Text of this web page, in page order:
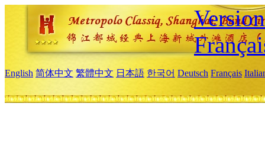
English 简体中文 繁體中文 日本語 한국어 Deutsch Français